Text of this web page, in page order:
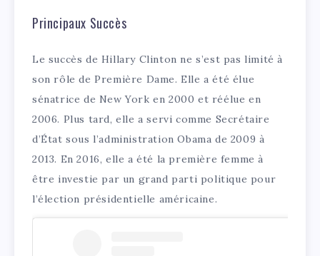
Principaux Succès
Le succès de Hillary Clinton ne s’est pas limité à
son rôle de Première Dame. Elle a été élue
sénatrice de New York en 2000 et réélue en
2006. Plus tard, elle a servi comme Secrétaire
d’État sous l’administration Obama de 2009 à
2013. En 2016, elle a été la première femme à
être investie par un grand parti politique pour
l’élection présidentielle américaine.